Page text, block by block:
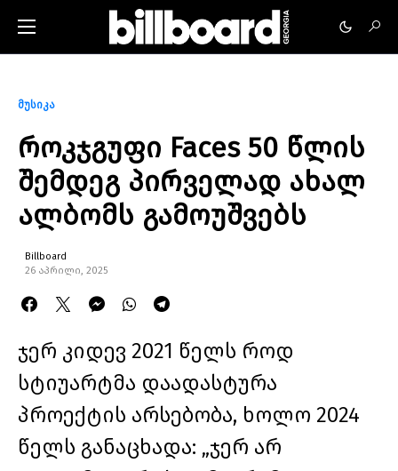
მუსიკა
როკჯგუფი Faces 50 წლის
შემდეგ პირველად ახალ
ალბომს გამოუშვებს
Billboard
26 აპრილი, 2025
ჯერ კიდევ 2021 წელს როდ
სტიუარტმა დაადასტურა
პროექტის არსებობა, ხოლო 2024
წელს განაცხადა: „ჯერ არ